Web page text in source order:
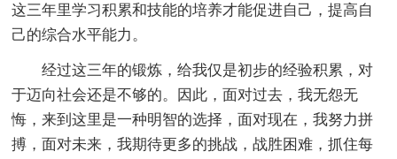
这三年里学习积累和技能的培养才能促进自己，提高自
己的综合水平能力。
经过这三年的锻炼，给我仅是初步的经验积累，对
于迈向社会还是不够的。因此，面对过去，我无怨无
悔，来到这里是一种明智的选择，面对现在，我努力拼
搏，面对未来，我期待更多的挑战，战胜困难，抓住每